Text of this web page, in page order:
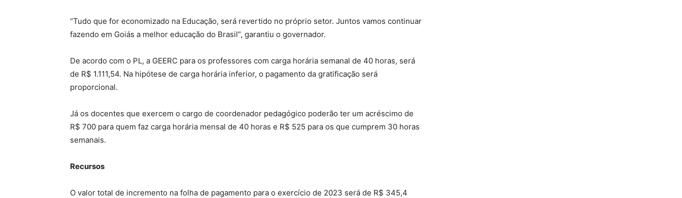
“Tudo que for economizado na Educação, será revertido no próprio setor. Juntos vamos continuar
fazendo em Goiás a melhor educação do Brasil”, garantiu o governador.
De acordo com o PL, a GEERC para os professores com carga horária semanal de 40 horas, será
de R$ 1.111,54. Na hipótese de carga horária inferior, o pagamento da gratificação será
proporcional.
Já os docentes que exercem o cargo de coordenador pedagógico poderão ter um acréscimo de
R$ 700 para quem faz carga horária mensal de 40 horas e R$ 525 para os que cumprem 30 horas
semanais.
Recursos
O valor total de incremento na folha de pagamento para o exercício de 2023 será de R$ 345,4